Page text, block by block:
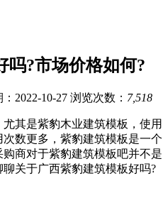
吗?市场价格如何?
2022-10-27 浏览次数： 7,518
其是紫豹木业建筑模板，使用
数更多，紫豹建筑模板是一个
商对于紫豹建筑模板吧并不是
关于广西紫豹建筑模板好吗?